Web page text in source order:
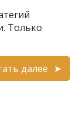
Только
далее